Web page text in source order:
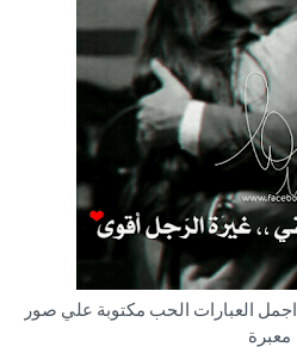
احلى الصور الرومانسيه 2018 اجمل العبارات الحب مكتوبة علي صور
معبرة